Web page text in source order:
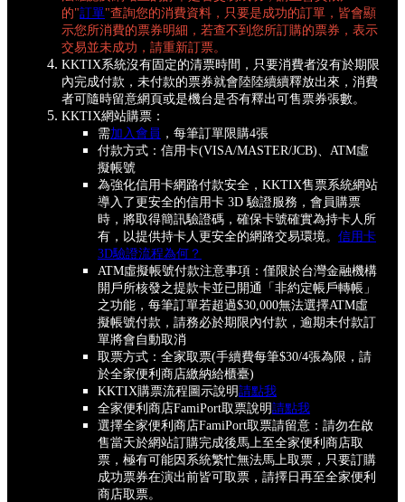
的"訂單"查詢您的消費資料，只要是成功的訂單，皆會顯
示您所消費的票券明細，若查不到您所訂購的票券，表示
交易並未成功，請重新訂票。
KKTIX系統沒有固定的清票時間，只要消費者沒有於期限
內完成付款，未付款的票券就會陸陸續續釋放出來，消費
者可隨時留意網頁或是機台是否有釋出可售票券張數。
KKTIX網站購票：
需加入會員 ，每筆訂單限購4張
付款方式：信用卡(VISA/MASTER/JCB)、ATM虛
擬帳號
為強化信用卡網路付款安全，KKTIX售票系統網站
導入了更安全的信用卡 3D 驗證服務，會員購票
時，將取得簡訊驗證碼，確保卡號確實為持卡人所
有，以提供持卡人更安全的網路交易環境。 信用卡
3D驗證流程為何？
ATM虛擬帳號付款注意事項：僅限於台灣金融機構
開戶所核發之提款卡並已開通「非約定帳戶轉帳」
之功能，每筆訂單若超過$30,000無法選擇ATM虛
擬帳號付款，請務必於期限內付款，逾期未付款訂
單將會自動取消
取票方式：全家取票(手續費每筆$30/4張為限，請
於全家便利商店繳納給櫃臺)
KKTIX購票流程圖示說明請點我
全家便利商店FamiPort取票說明請點我
選擇全家便利商店FamiPort取票請留意：請勿在啟
售當天於網站訂購完成後馬上至全家便利商店取
票，極有可能因系統繁忙無法馬上取票，只要訂購
成功票券在演出前皆可取票，請擇日再至全家便利
商店取票。